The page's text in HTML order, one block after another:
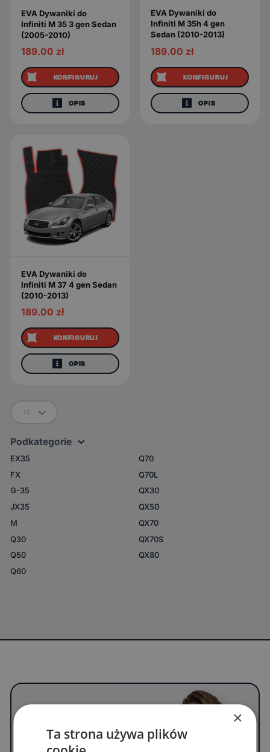
EVA Dywaniki do
Infiniti M 35 3 gen Sedan
(2005-2010)
189.00 zł
KONFIGURUJ
OPIS
EVA Dywaniki do
Infiniti M 35h 4 gen
Sedan (2010-2013)
189.00 zł
KONFIGURUJ
OPIS
EVA Dywaniki do
Infiniti M 37 4 gen Sedan
(2010-2013)
189.00 zł
KONFIGURUJ
OPIS
Podkategorie
EX35
FX
G-35
JX35
M
Q30
Q50
Q60
Q70
Q70L
QX30
QX50
QX70
QX70S
QX80
modelu samochodu?
Ogarniemy!
×
Ta strona używa plików